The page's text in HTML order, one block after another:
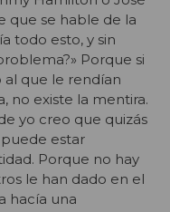
que se hable de la
todo esto, y sin
Porque si
al que le rendían
no existe la mentira.
yo creo que quizás
estar
Porque no hay
le han dado en el
hacía una